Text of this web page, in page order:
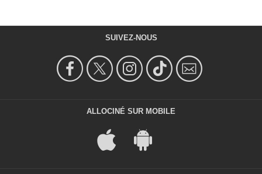
SUIVEZ-NOUS
ALLOCINÉ SUR MOBILE